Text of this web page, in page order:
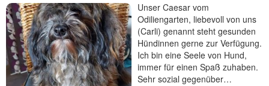
Unser Caesar vom
Odiliengarten, liebevoll von uns
(Carli) genannt steht gesunden
Hündinnen gerne zur Verfügung.
Ich bin eine Seele von Hund,
immer für einen Spaß zuhaben.
Sehr sozial gegenüber…